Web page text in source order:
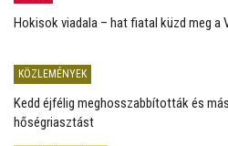
Hokisok viadala – hat fiatal küzd meg a
KÖZLEMÉNYEK
Kedd éjfélig meghosszabbították és
hőségriasztást